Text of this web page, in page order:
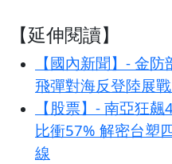
【延伸閱讀】
【國內新聞】- 金
飛彈對海反登陸展
【股票】- 南亞狂
比衝57% 解密台塑
線